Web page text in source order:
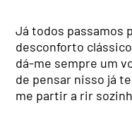
Já todos passamos
desconforto
dá-me sempre um
de pensar nisso já
me partir a rir